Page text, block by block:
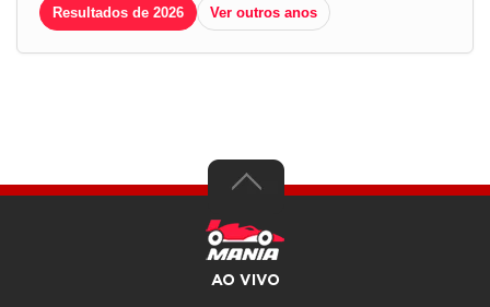
Resultados de 2026 Ver outros anos
AO VIVO